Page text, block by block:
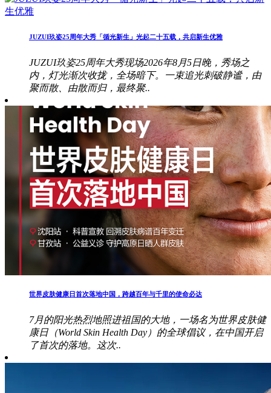
JUZUI玖姿25周年大秀「循光新生」光起二十五载，共启新生优雅
JUZUI玖姿25周年大秀现场2026年8月5日晚，秀场之
内，灯光渐次收拢，全场暗下。一束追光刺破静谧，由
聚而散、由散而归，最终聚..
世界皮肤健康日首次落地中国，跨越百年与千里的使命必达
7月的阳光热烈地照进祖国的大地，一场名为世界皮肤健
康日（World Skin Health Day）的全球倡议，在中国开启
了首次的落地。这次..